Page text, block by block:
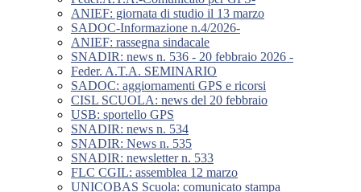
ANIEF: giornata di studio il 13 marzo
SADOC-Informazione n.4/2026-
ANIEF: rassegna sindacale
SNADIR: news n. 536 - 20 febbraio 2026 -
Feder. A.T.A. SEMINARIO
SADOC: aggiornamenti GPS e ricorsi
CISL SCUOLA: news del 20 febbraio
USB: sportello GPS
SNADIR: news n. 534
SNADIR: News n. 535
SNADIR: newsletter n. 533
FLC CGIL: assemblea 12 marzo
UNICOBAS Scuola: comunicato stampa